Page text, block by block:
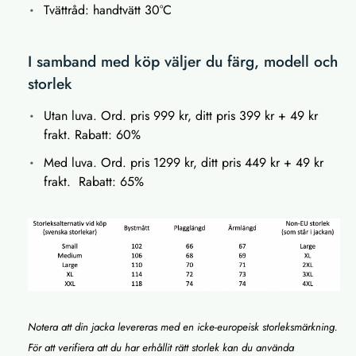
Tvättråd: handtvätt 30°C
I samband med köp väljer du färg, modell och
storlek
Utan luva. Ord. pris 999 kr, ditt pris 399 kr + 49 kr
frakt. Rabatt: 60%
Med luva. Ord. pris 1299 kr, ditt pris 449 kr + 49 kr
frakt. Rabatt: 65%
Notera att din jacka levereras med en icke-europeisk storleksmärkning.
För att verifiera att du har erhållit rätt storlek kan du använda